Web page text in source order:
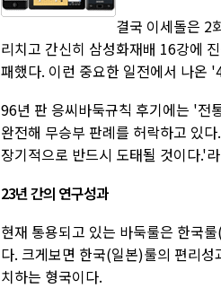
결국 이세돌은 2
리치고 간신히 삼성화재배 16강에
패했다. 이런 중요한 일전에서 나온
96년 판 응씨바둑규칙 후기에는 '전
완전해 무승부 판례를 허락하고 있
장기적으로 반드시 도태될 것이다.'
23년 간의 연구성과
현재 통용되고 있는 바둑룰은 한국
다. 크게보면 한국(일본)룰의 편리
치하는 형국이다.